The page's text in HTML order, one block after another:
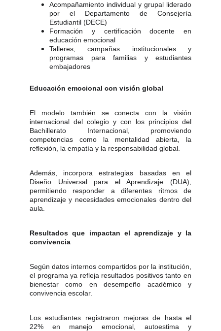
Acompañamiento individual y grupal liderado
por el Departamento de Consejería
Estudiantil (DECE)
Formación y certificación docente en
educación emocional
Talleres, campañas institucionales y
programas para familias y estudiantes
embajadores
Educación emocional con visión global
El modelo también se conecta con la visión
internacional del colegio y con los principios del
Bachillerato Internacional, promoviendo
competencias como la mentalidad abierta, la
reflexión, la empatía y la responsabilidad global.
Además, incorpora estrategias basadas en el
Diseño Universal para el Aprendizaje (DUA),
permitiendo responder a diferentes ritmos de
aprendizaje y necesidades emocionales dentro del
aula.
Resultados que impactan el aprendizaje y la
convivencia
Según datos internos compartidos por la institución,
el programa ya refleja resultados positivos tanto en
bienestar como en desempeño académico y
convivencia escolar.
Los estudiantes registraron mejoras de hasta el
22% en manejo emocional, autoestima y